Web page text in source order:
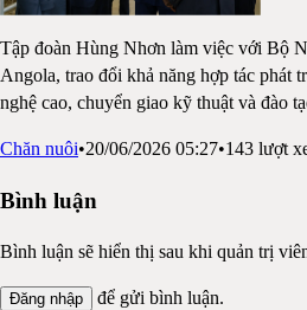
Tập đoàn Hùng Nhơn làm việc với Bộ
Angola, trao đổi khả năng hợp tác phát
nghệ cao, chuyển giao kỹ thuật và đào
Chăn nuôi•20/06/2026 05:27•143 lượt
Bình luận
Bình luận sẽ hiển thị sau khi quản trị
Đăng nhập để gửi bình luận.